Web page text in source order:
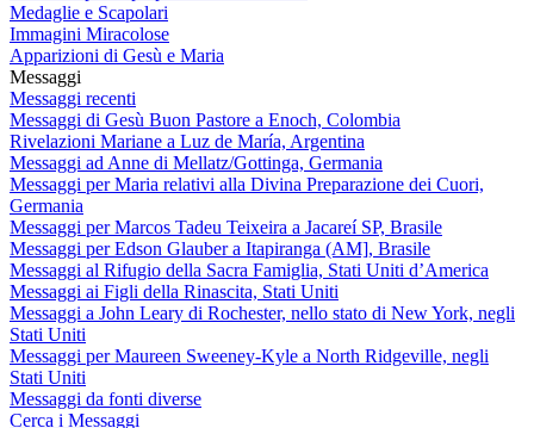
Medaglie e Scapolari
Immagini Miracolose
Apparizioni di Gesù e Maria
Messaggi
Messaggi recenti
Messaggi di Gesù Buon Pastore a Enoch, Colombia
Rivelazioni Mariane a Luz de María, Argentina
Messaggi ad Anne di Mellatz/Gottinga, Germania
Messaggi per Maria relativi alla Divina Preparazione dei Cuori,
Germania
Messaggi per Marcos Tadeu Teixeira a Jacareí SP, Brasile
Messaggi per Edson Glauber a Itapiranga (AM], Brasile
Messaggi al Rifugio della Sacra Famiglia, Stati Uniti d’America
Messaggi ai Figli della Rinascita, Stati Uniti
Messaggi a John Leary di Rochester, nello stato di New York, negli
Stati Uniti
Messaggi per Maureen Sweeney-Kyle a North Ridgeville, negli
Stati Uniti
Messaggi da fonti diverse
Cerca i Messaggi